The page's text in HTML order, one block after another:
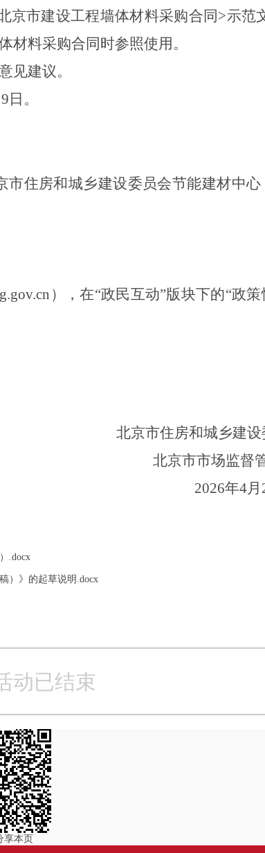
京市建设工程墙体材料采购合同>示范
材料采购合同时参照使用。
见建议。
9 日。
住房和城乡建设委员会节能建材中心
），在“政民互动”版块下的“政策
北京市住房和城乡建设
北京市市场监督
2026年4月
.docx
）》的起草说明.docx
动已结束
享本页